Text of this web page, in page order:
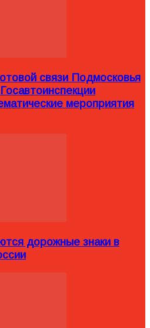
связи Подмосковья
мероприятия
дорожные знаки в